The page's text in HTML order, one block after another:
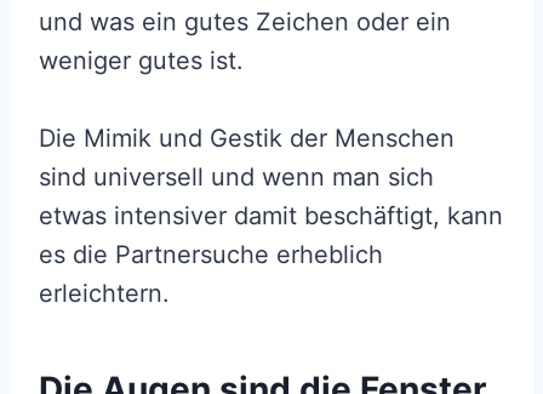
und was ein gutes Zeichen oder ein
weniger gutes ist.
Die Mimik und Gestik der Menschen
sind universell und wenn man sich
etwas intensiver damit beschäftigt, kann
es die Partnersuche erheblich
erleichtern.